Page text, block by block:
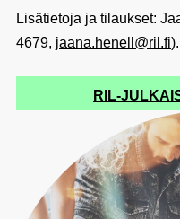
Lisätietoja ja tilaukset:
4679, jaana.henell@ril.fi).
RIL-